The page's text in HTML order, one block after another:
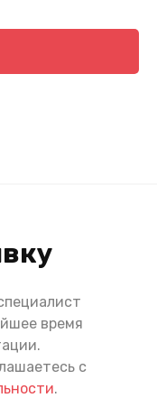
время
с
.